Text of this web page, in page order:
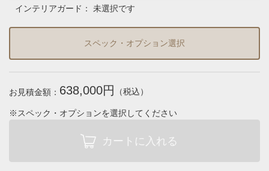
インテリアガード ： 未選択です
スペック・オプション選択
お見積金額： 638,000円 （税込）
※スペック・オプションを選択してください